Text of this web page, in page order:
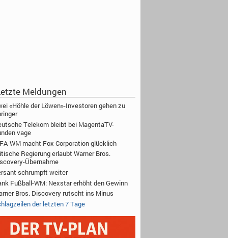
Meldungen
«Höhle der Löwen»-Investoren gehen zu
Telekom bleibt bei MagentaTV-
vage
WM macht Fox Corporation glücklich
Regierung erlaubt Warner Bros.
Übernahme
schrumpft weiter
Fußball-WM: Nexstar erhöht den Gewinn
Bros. Discovery rutscht ins Minus
der letzten 7 Tage